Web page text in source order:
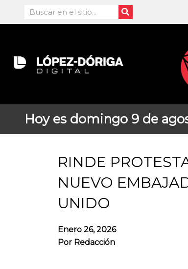
Search
Hoy es domingo 9 de
RINDE
NUEVO
UNIDO
Enero 26, 2026
Por Redacción